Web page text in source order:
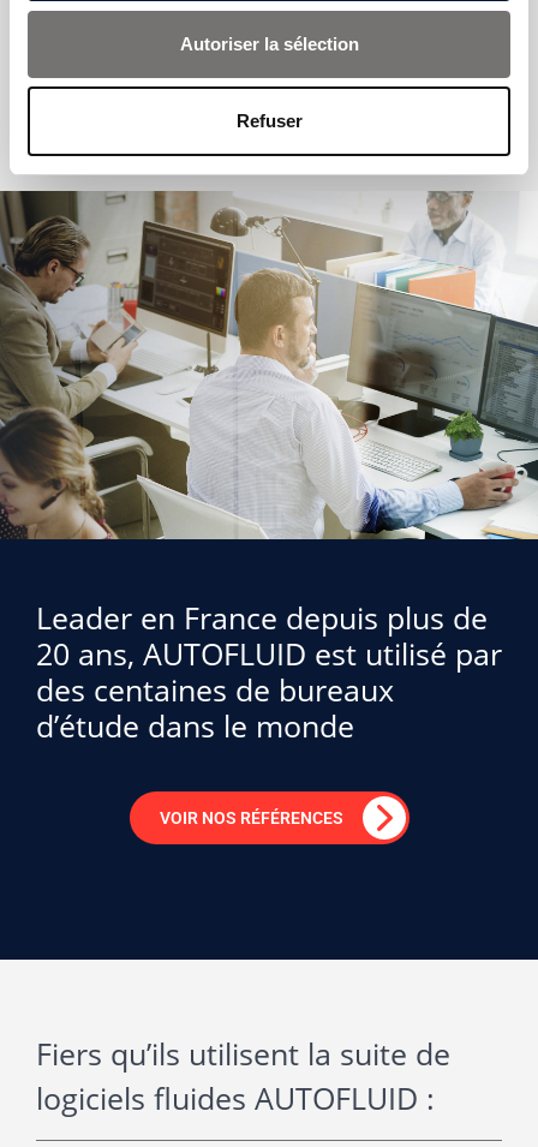
Autoriser la sélection
Refuser
DÉCOUVRIR
Leader en France depuis plus de
20 ans, AUTOFLUID est utilisé par
des centaines de bureaux
d’étude dans le monde
VOIR NOS RÉFÉRENCES
Fiers qu’ils utilisent la suite de
logiciels fluides AUTOFLUID :